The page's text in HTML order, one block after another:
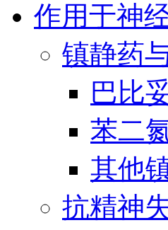
作用于神
镇静药
巴比
苯二
其他
抗精神